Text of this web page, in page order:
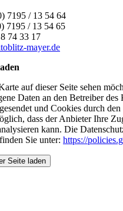
7195 / 13 54 64
7195 / 13 54 65
74 33 17
mayer.de
auf dieser Seite sehen
Daten an den Betreiber des
und Cookies durch den
dass der Anbieter Ihre
kann. Die
Sie unter: https://
Seite laden